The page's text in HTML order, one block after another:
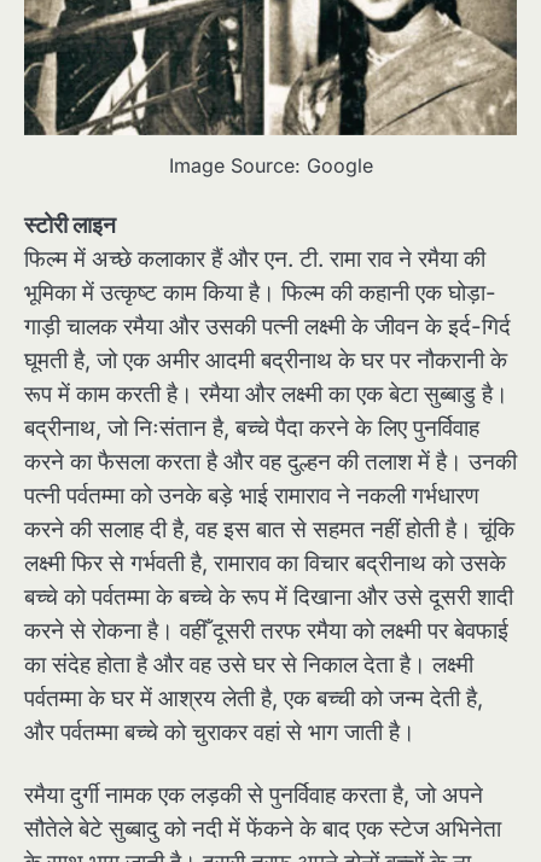
Image Source: Google
स्टोरी लाइन
फिल्म में अच्छे कलाकार हैं और एन. टी. रामा राव ने रमैया की
भूमिका में उत्कृष्ट काम किया है। फिल्म की कहानी एक घोड़ा-
गाड़ी चालक रमैया और उसकी पत्नी लक्ष्मी के जीवन के इर्द-गिर्द
घूमती है, जो एक अमीर आदमी बद्रीनाथ के घर पर नौकरानी के
रूप में काम करती है। रमैया और लक्ष्मी का एक बेटा सुब्बाडु है।
बद्रीनाथ, जो निःसंतान है, बच्चे पैदा करने के लिए पुनर्विवाह
करने का फैसला करता है और वह दुल्हन की तलाश में है। उनकी
पत्नी पर्वतम्मा को उनके बड़े भाई रामाराव ने नकली गर्भधारण
करने की सलाह दी है, वह इस बात से सहमत नहीं होती है। चूंकि
लक्ष्मी फिर से गर्भवती है, रामाराव का विचार बद्रीनाथ को उसके
बच्चे को पर्वतम्मा के बच्चे के रूप में दिखाना और उसे दूसरी शादी
करने से रोकना है। वहीँ दूसरी तरफ रमैया को लक्ष्मी पर बेवफाई
का संदेह होता है और वह उसे घर से निकाल देता है। लक्ष्मी
पर्वतम्मा के घर में आश्रय लेती है, एक बच्ची को जन्म देती है,
और पर्वतम्मा बच्चे को चुराकर वहां से भाग जाती है।
रमैया दुर्गी नामक एक लड़की से पुनर्विवाह करता है, जो अपने
सौतेले बेटे सुब्बादु को नदी में फेंकने के बाद एक स्टेज अभिनेता